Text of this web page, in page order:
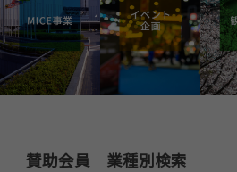
賛助会員 業種別検索